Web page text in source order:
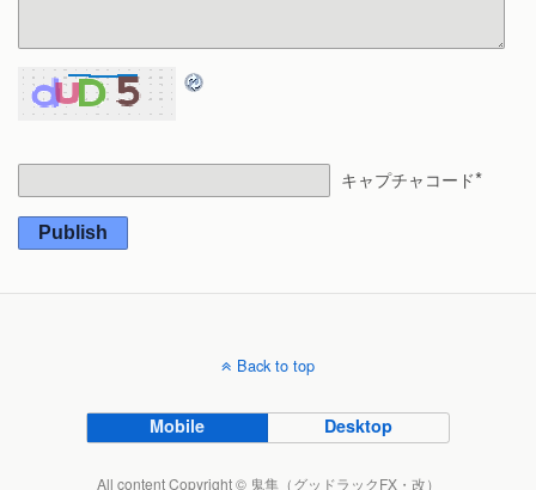
キャプチャコード*
Publish
Back to top
Mobile Desktop
All content Copyright © 鬼隼（グッドラックFX・改）